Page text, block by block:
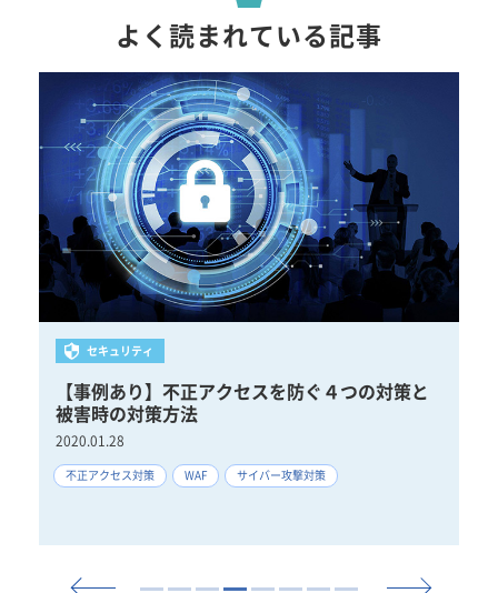
よく読まれている記事
セキュリティ
【事例あり】不正アクセスを防ぐ４つの対策と
被害時の対策方法
2020.01.28
不正アクセス対策 WAF サイバー攻撃対策